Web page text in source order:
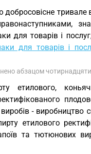
для товарів і
для товарів і
абзацом
етилового,
- виробництво
етилового
та тютюнових